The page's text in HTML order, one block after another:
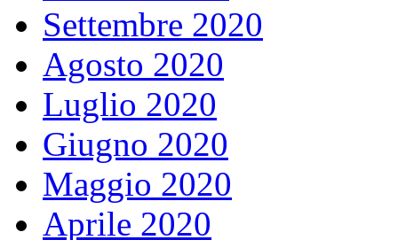
Settembre 2020
Agosto 2020
Luglio 2020
Giugno 2020
Maggio 2020
Aprile 2020